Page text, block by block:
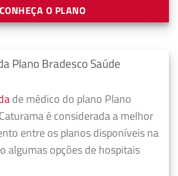
CONHEÇA O PLANO
Plano Bradesco Saúde
de médico do plano Plano
é considerada a melhor
entre os planos disponíveis na
algumas opções de hospitais